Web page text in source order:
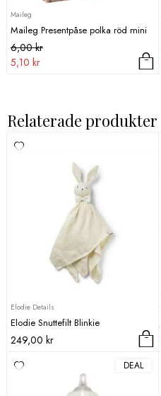
Maileg
Maileg Presentpåse polka röd mini
6,00kr
Det
ursprungliga
5,10 kr
Det
nuvarande
Relaterade produkter
Elodie Details
Elodie Snuttefilt Blinkie
249,00 kr
här
DEAL